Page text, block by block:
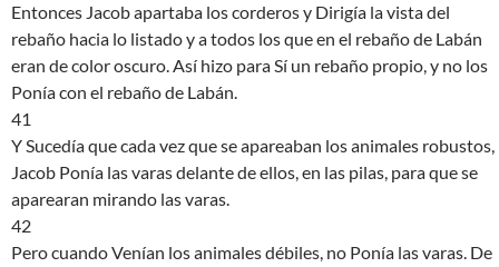
Entonces Jacob apartaba los corderos y Dirigía la vista del
rebaño hacia lo listado y a todos los que en el rebaño de Labán
eran de color oscuro. Así hizo para Sí un rebaño propio, y no los
Ponía con el rebaño de Labán.
41
Y Sucedía que cada vez que se apareaban los animales robustos,
Jacob Ponía las varas delante de ellos, en las pilas, para que se
aparearan mirando las varas.
42
Pero cuando Venían los animales débiles, no Ponía las varas. De